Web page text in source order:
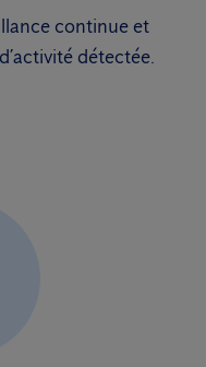
continue et
détectée.